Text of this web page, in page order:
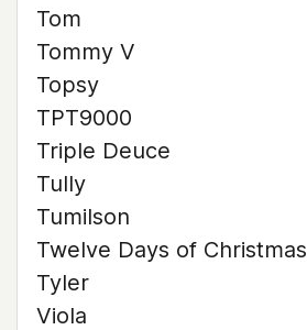
Tom
Tommy V
Topsy
TPT9000
Triple Deuce
Tully
Tumilson
Twelve Days of Christmas
Tyler
Viola